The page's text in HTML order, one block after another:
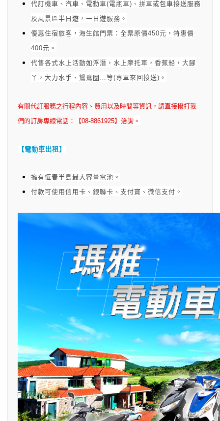
代訂機車、汽車、電動車(電瓶車)、拼車或包車接送服務
及風景區半日遊，一日遊服務。
優惠住宿旅客，海生館門票：全票原價450元，特惠價
400元。
代售各式水上活動如浮潛，水上摩托車，香蕉船，大腳
丫，大力水手、鴛鴦圈…等(專車來回接送)。
有關代訂服務之行程內容、費用以及時間等資訊，請直接撥打我
們的訂房專線電話：【08-8861925】洽詢 。
【電動車出租】
擁有恆春半島最大容量電池 。
付款可使用信用卡、銀聯卡、支付寶、微信支付 。